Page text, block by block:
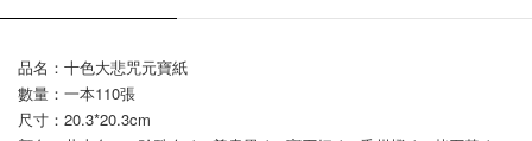
品名：十色大悲咒元寶紙
數量：一本110張
尺寸：20.3*20.3cm